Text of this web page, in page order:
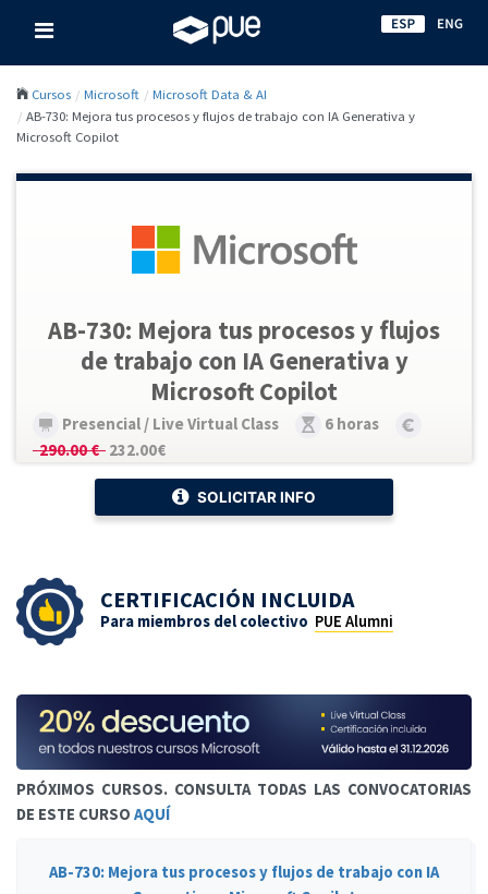
Cursos Microsoft
Microsoft Data & AI
AB-730: Mejora tus procesos y flujos de trabajo con IA Generativa y
Microsoft Copilot
AB-730: Mejora tus procesos y flujos
de trabajo con IA Generativa y
Microsoft Copilot
Presencial / Live Virtual Class
6 horas
290.00 € 232.00€
SOLICITAR INFO
CERTIFICACIÓN INCLUIDA
Para miembros del colectivo PUE Alumni
PRÓXIMOS CURSOS. CONSULTA TODAS LAS CONVOCATORIAS
DE ESTE CURSO AQUÍ
AB-730: Mejora tus procesos y flujos de trabajo con IA